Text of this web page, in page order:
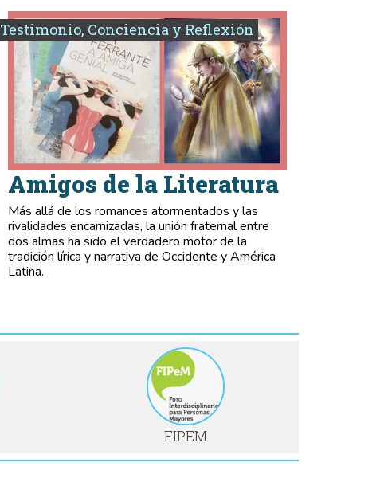
Testimonio, Conciencia y Reflexión
Amigos de la Literatura
Más allá de los romances atormentados y las
rivalidades encarnizadas, la unión fraternal entre
dos almas ha sido el verdadero motor de la
tradición lírica y narrativa de Occidente y América
Latina.
FIPEM